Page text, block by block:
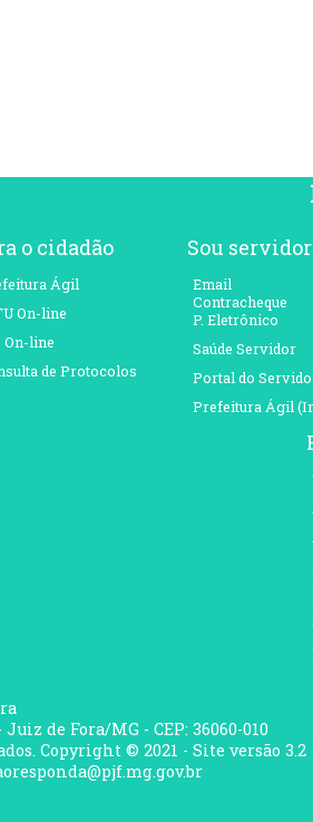
o cidadão
Ágil
On-line
On-line
de Protocolos
Sou servidor
Email
Contracheque
P. Eletrônico
Saúde Servidor
Portal do
Prefeitura Ágil
de Fora/MG - CEP: 36060-010
Copyright © 2021 - Site versão 3.2